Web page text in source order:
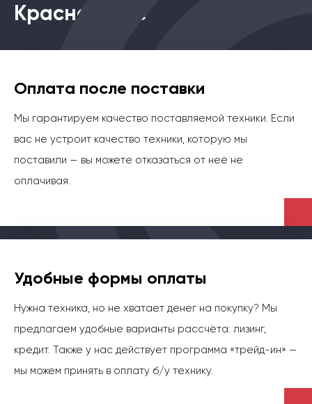
Красноярске
Оплата после поставки
Мы гарантируем качество поставляемой техники. Если
вас не устроит качество техники, которую мы
поставили — вы можете отказаться от неё не
оплачивая.
Удобные формы оплаты
Нужна техника, но не хватает денег на покупку? Мы
предлагаем удобные варианты рассчёта: лизинг,
кредит. Также у нас действует программа «трейд-ин» —
мы можем принять в оплату б/у технику.